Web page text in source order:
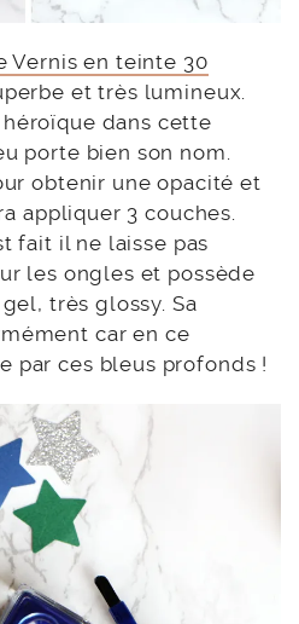
Vernis en teinte 30
et très lumineux.
dans cette
porte bien son nom.
obtenir une opacité et
appliquer 3 couches.
fait il ne laisse pas
les ongles et possède
très glossy. Sa
car en ce
par ces bleus profonds !